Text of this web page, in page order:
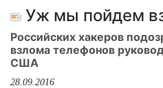
Уж мы пойдем
Российских хакеров
взлома телефонов
США
28.09.2016